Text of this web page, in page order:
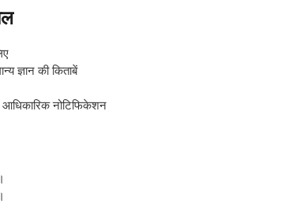
की किताबें
नोटिफिकेशन